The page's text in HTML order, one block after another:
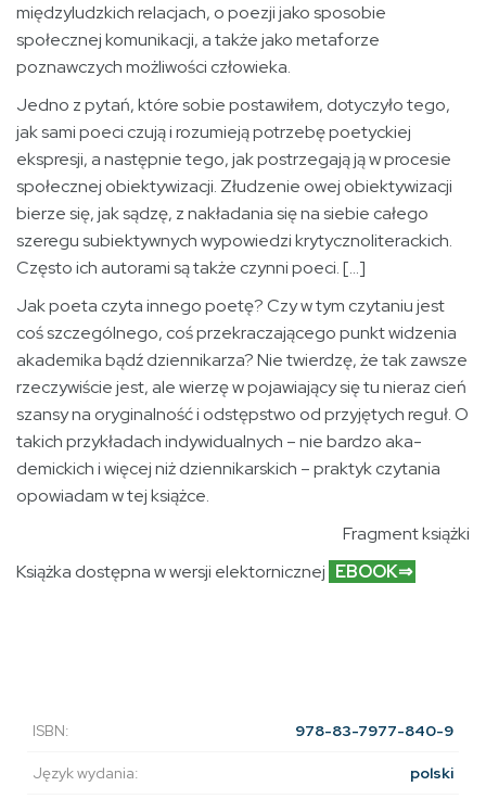
międzyludzkich relacjach, o poezji jako sposobie
społecznej komunikacji, a także jako metaforze
poznawczych możliwości człowie­ka.
Jedno z pytań, które sobie postawiłem, dotyczyło tego,
jak sami poeci czują i rozumieją potrzebę poetyckiej
ekspre­sji, a następnie tego, jak postrzegają ją w procesie
społecz­nej obiektywizacji. Złudzenie owej obiektywizacji
bierze się, jak sądzę, z nakładania się na siebie całego
szeregu subiek­tywnych wypowiedzi krytycznoliterackich.
Często ich auto­rami są także czynni poeci. […]
Jak poeta czyta innego poetę? Czy w tym czytaniu jest
coś szczególnego, coś przekraczającego punkt widzenia
akademika bądź dziennikarza? Nie twierdzę, że tak zawsze
rzeczywiście jest, ale wierzę w pojawiający się tu nieraz cień
szansy na oryginalność i odstępstwo od przyjętych reguł. O
takich przykładach indywidualnych – nie bardzo aka­
demickich i więcej niż dziennikarskich – praktyk czytania
opowiadam w tej książce.
Fragment książki
Książka dostępna w wersji elektornicznej EBOOK⇒
ISBN: 978-83-7977-840-9
Język wydania: polski